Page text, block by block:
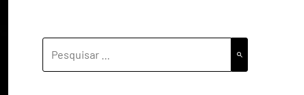
POR: